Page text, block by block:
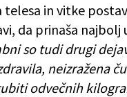
in vitke
da prinaša
so tudi drugi
neizražena
odvečnih